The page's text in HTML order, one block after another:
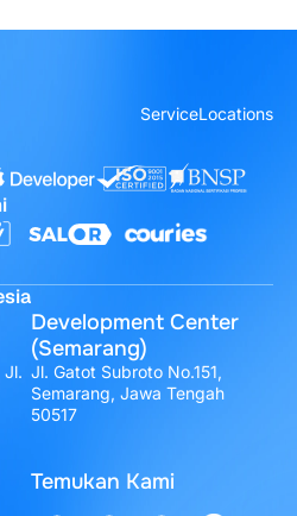
ServiceLocations
Jl.
Development Center
(Semarang)
Jl. Gatot Subroto No.151,
Semarang, Jawa Tengah
50517
Temukan Kami